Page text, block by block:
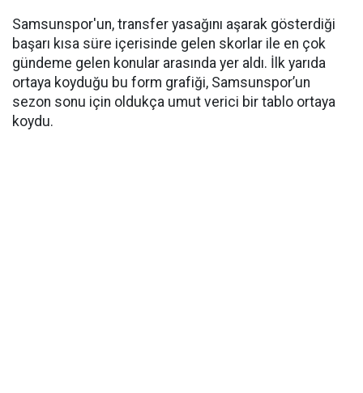
Samsunspor'un, transfer yasağını aşarak gösterdiği
başarı kısa süre içerisinde gelen skorlar ile en çok
gündeme gelen konular arasında yer aldı. İlk yarıda
ortaya koyduğu bu form grafiği, Samsunspor’un
sezon sonu için oldukça umut verici bir tablo ortaya
koydu.